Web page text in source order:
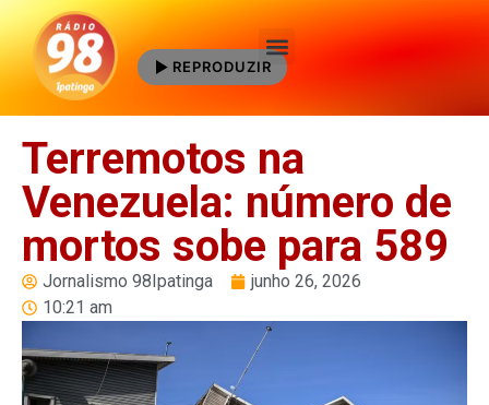
REPRODUZIR
Terremotos na
Venezuela: número de
mortos sobe para 589
Jornalismo 98Ipatinga
junho 26, 2026
10:21 am